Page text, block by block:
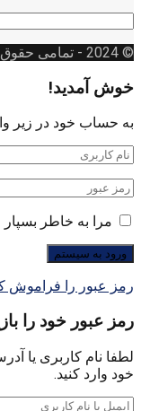
دسته
© 2024
- تمامی
خوش آمدید!
به حساب خود در زیر
مرا به خاطر بسپار
رمز عبور را فراموش
رمز عبور خود را
لطفا نام کاربری یا
خود وارد کنید.